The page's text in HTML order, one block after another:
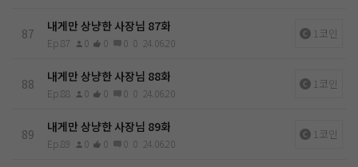
87 내게만 상냥한 사장님 87화
Ep.87 0 0 0 0 24.06.20
1코인
88 내게만 상냥한 사장님 88화
Ep.88 0 0 0 0 24.06.20
1코인
89 내게만 상냥한 사장님 89화
Ep.89 0 0 0 0 24.06.20
1코인